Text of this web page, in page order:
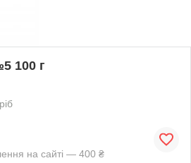
100 г
на сайті — 400 ₴